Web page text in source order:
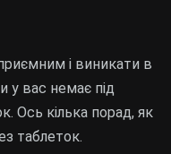
і виникати в
у вас немає під
Ось кілька порад, як
таблеток.